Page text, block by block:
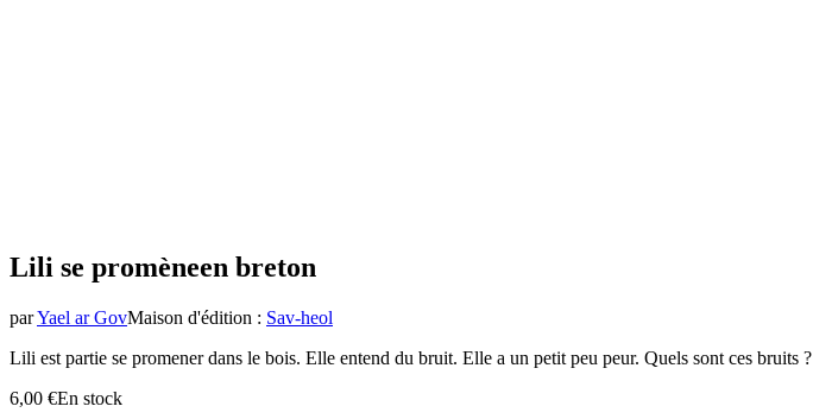
Lili se promèneen breton
parYael ar GovMaison d'édition : Sav-heol
Lili est partie se promener dans le bois. Elle entend du bruit. Elle a un petit peu peur. Quels sont ces bruits ?
6,00 €En stock